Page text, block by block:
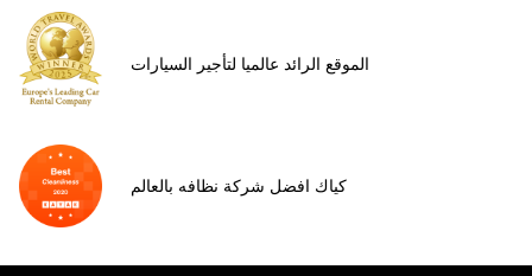
الموقع الرائد عالميا لتأجير السيارات
كياك افضل شركة نظافه بالعالم